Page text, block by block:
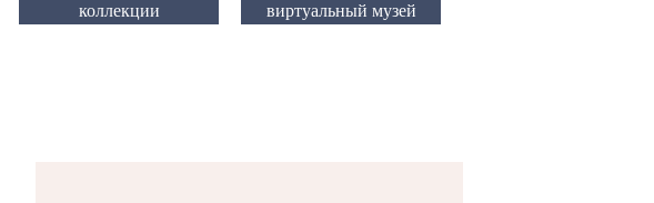
коллекции виртуальный музей